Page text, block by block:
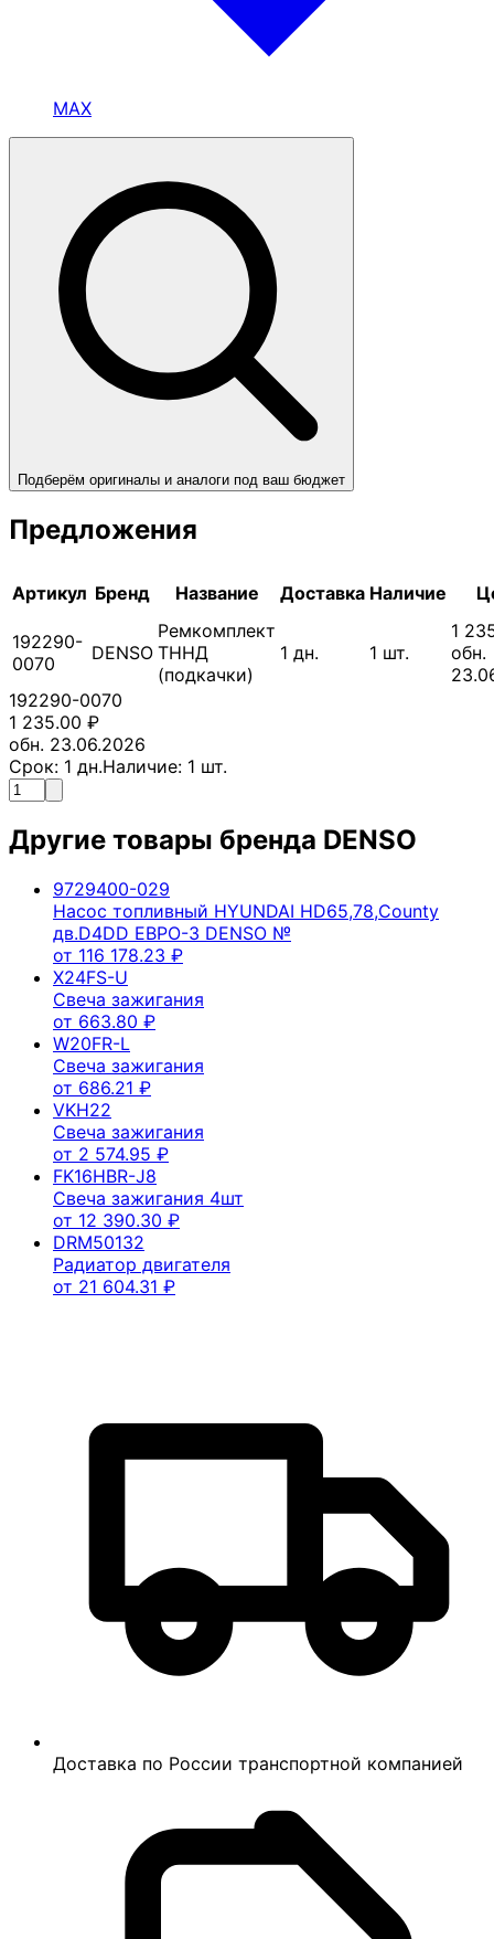
MAX
Подберём оригиналы и аналоги под ваш бюджет
Предложения
Артикул Бренд Название Доставка Наличие
192290-
0070
DENSO
Ремкомплект
ТННД
(подкачки)
1 дн. 1 шт.
1
обн.
192290-0070
1 235.00 ₽
обн. 23.06.2026
Срок: 1 дн.Наличие: 1 шт.
Другие товары бренда DENSO
9729400-029
Насос топливный HYUNDAI HD65,78,County
дв.D4DD ЕВРО-3 DENSO №
от 116 178.23 ₽
X24FS-U
Свеча зажигания
от 663.80 ₽
W20FR-L
Свеча зажигания
от 686.21 ₽
VKH22
Свеча зажигания
от 2 574.95 ₽
FK16HBR-J8
Свеча зажигания 4шт
от 12 390.30 ₽
DRM50132
Радиатор двигателя
от 21 604.31 ₽
Доставка по России транспортной компанией